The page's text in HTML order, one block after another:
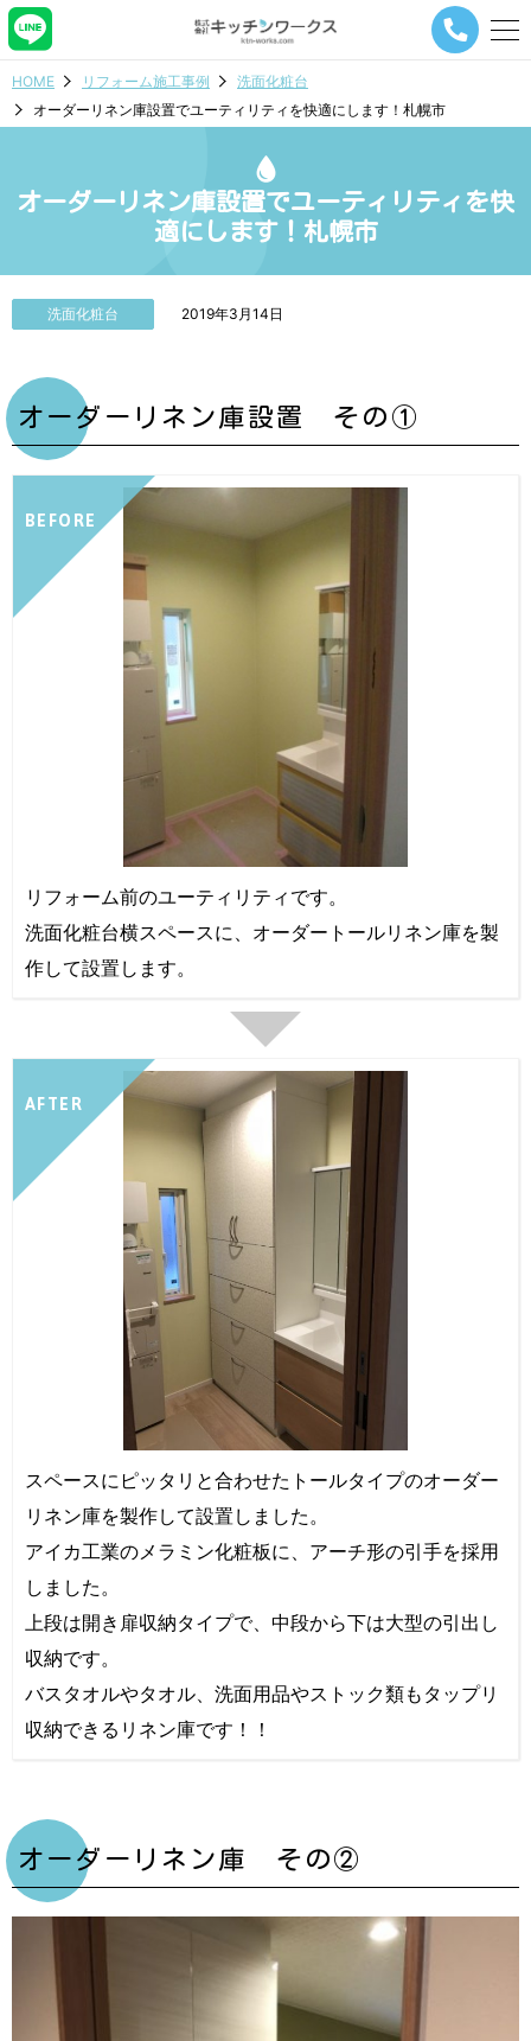
メ
ナ
ー
シ
ボ
HOME リフォーム施工事例
洗面化粧台
オーダーリネン庫設置でユーティリティを快適にします！札幌市
オーダーリネン庫設置でユーティリティを快
適にします！札幌市
洗面化粧台 2019年3月14日
オーダーリネン庫設置 その①
BEFORE
リフォーム前のユーティリティです。
洗面化粧台横スペースに、オーダートールリネン庫を製
作して設置します。
AFTER
スペースにピッタリと合わせたトールタイプのオーダー
リネン庫を製作して設置しました。
アイカ工業のメラミン化粧板に、アーチ形の引手を採用
しました。
上段は開き扉収納タイプで、中段から下は大型の引出し
収納です。
バスタオルやタオル、洗面用品やストック類もタップリ
収納できるリネン庫です！！
オーダーリネン庫 その②